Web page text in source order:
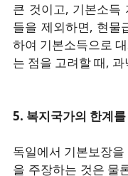
큰 것이고, 기본소득
들을 제외하면, 현물
하여 기본소득으로
는 점을 고려할 때,
5. 복지국가의 한계
독일에서 기본보장
을 주장하는 것은 물